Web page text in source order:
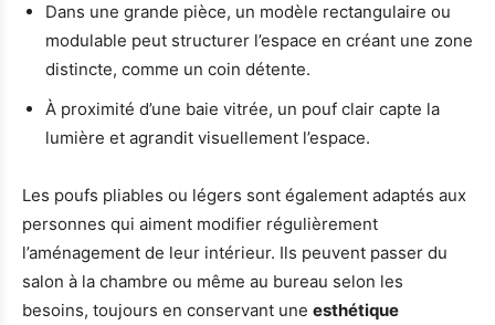
Dans une grande pièce, un modèle rectangulaire ou
modulable peut structurer l’espace en créant une zone
distincte, comme un coin détente.
À proximité d’une baie vitrée, un pouf clair capte la
lumière et agrandit visuellement l’espace.
Les poufs pliables ou légers sont également adaptés aux
personnes qui aiment modifier régulièrement
l’aménagement de leur intérieur. Ils peuvent passer du
salon à la chambre ou même au bureau selon les
besoins, toujours en conservant une esthétique